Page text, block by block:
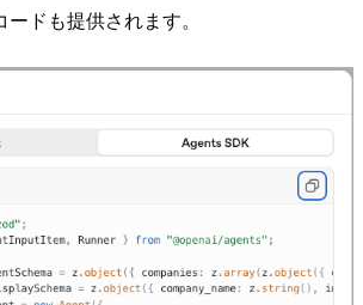
ドも提供されます。